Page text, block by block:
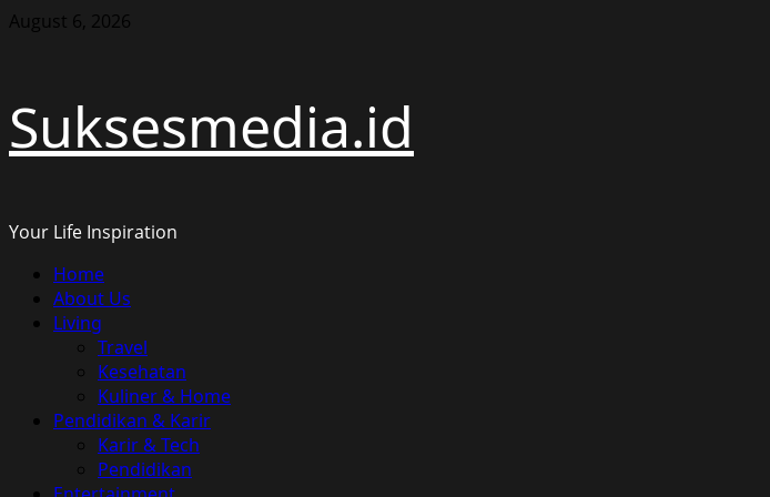
Skip
August 6, 2026
Suksesmedia.id
Your Life Inspiration
Primary
Menu
Home
About Us
Living
Travel
Kesehatan
Kuliner & Home
Pendidikan & Karir
Karir & Tech
Pendidikan